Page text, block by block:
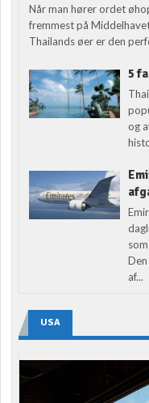
Når man hører ordet
fremmest på
Thailands øer er den
5
og
af...
USA